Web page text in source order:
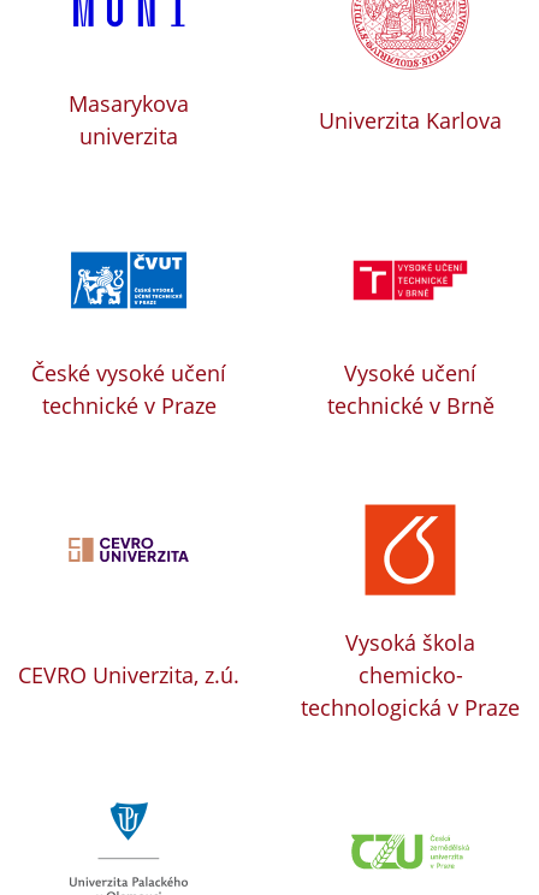
Masarykova
univerzita
Univerzita Karlova
České vysoké učení
technické v Praze
Vysoké učení
technické v Brně
CEVRO Univerzita, z.ú.
Vysoká škola
chemicko-
technologická v Praze